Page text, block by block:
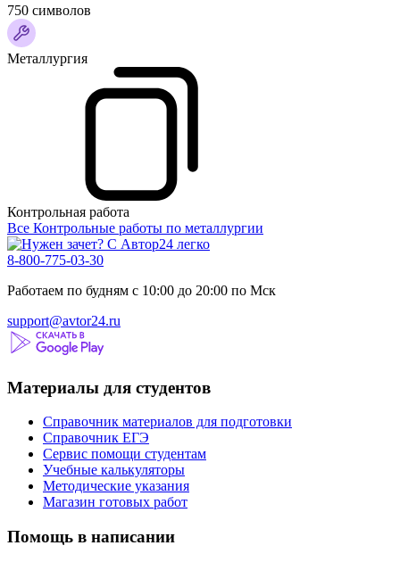
750 символов
Металлургия
Контрольная работа
Все Контрольные работы по металлургии
8-800-775-03-30
Работаем по будням с 10:00 до 20:00 по Мск
support@avtor24.ru
Материалы для студентов
Справочник материалов для подготовки
Справочник ЕГЭ
Сервис помощи студентам
Учебные калькуляторы
Методические указания
Магазин готовых работ
Помощь в написании